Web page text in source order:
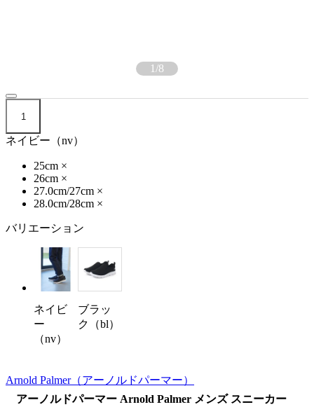
1/8
1
ネイビー（nv）
25cm ×
26cm ×
27.0cm/27cm ×
28.0cm/28cm ×
バリエーション
ネイビ
ー
（nv）
ブラッ
ク（bl）
Arnold Palmer（アーノルドパーマー）
アーノルドパーマー Arnold Palmer メンズ スニーカー